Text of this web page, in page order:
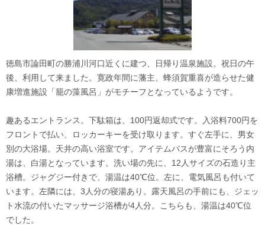
徳島市論田町の勝浦川河口近くに建つ、日帰り温泉施設。祝日の午
後、利用して来ました。寛政年間に藩主、蜂須賀重喜が造らせた健
康増進施設「籠の藻風呂」がモチーフとなっているようです。
趣あるエントランス。下駄箱は、100円返却式です。入浴料700円を
フロントで払い、ロッカーキーを受け取ります。すぐ左手に、男女
別の大浴場。天井の高い浴室です。アイテムバスが豊富にそろう内
湯は、白湯となっています。洗い場の先に、12人サイズの石造り主
浴槽。ジャグジー付きで、湯温は40℃位。左に、電気風呂も付いて
います。左隣には、3人分の寝湯あり。露天風呂の手前にも、ジェッ
ト水流の付いたマッサージ浴槽が4人分。こちらも、湯温は40℃位
でした。